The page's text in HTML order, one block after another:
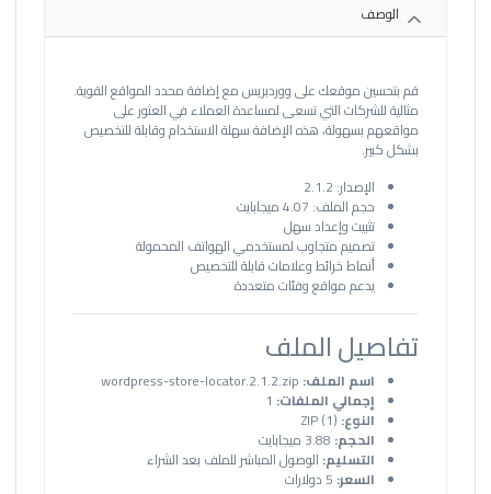
الوصف
قم بتحسين موقعك على ووردبريس مع إضافة محدد المواقع القوية.
مثالية للشركات التي تسعى لمساعدة العملاء في العثور على
مواقعهم بسهولة، هذه الإضافة سهلة الاستخدام وقابلة للتخصيص
بشكل كبير.
الإصدار: 2.1.2
حجم الملف: 4.07 ميجابايت
تثبيت وإعداد سهل
تصميم متجاوب لمستخدمي الهواتف المحمولة
أنماط خرائط وعلامات قابلة للتخصيص
يدعم مواقع وفئات متعددة
تفاصيل الملف
اسم الملف:
إجمالي الملفات:
النوع:ZIP (1)
الحجم:
التسليم: الوصول المباشر للملف بعد الشراء
السعر: